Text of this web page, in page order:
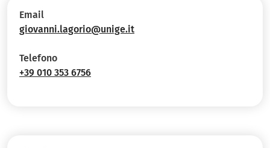
Email
giovanni.lagorio@unige.it
Telefono
+39 010 353 6756